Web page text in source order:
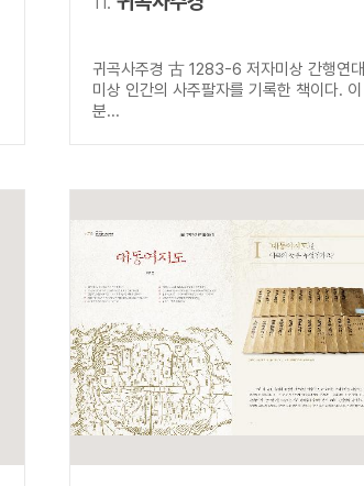
귀곡사주경 古 1283-6 저자미상 간행연대
미상 인간의 사주팔자를 기록한 책이다. 이
분...